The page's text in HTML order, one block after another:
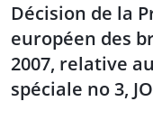
Décision de la
européen des
2007, relative
spéciale no 3,